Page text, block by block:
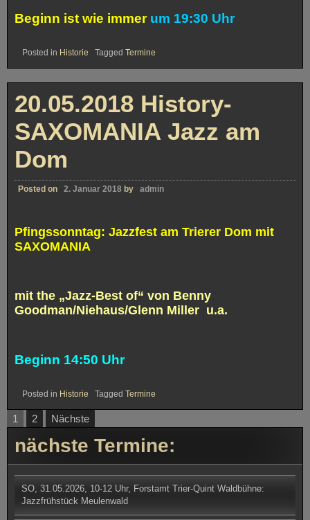
Beginn ist wie immer um 19:30 Uhr
Posted in Historie Tagged Termine
20.05.2018 History-
SAXOMANIA Jazz am
Dom
Posted on 2. Januar 2018 by admin
Pfingssonntag: Jazzfest am Trierer Dom mit
SAXOMANIA
mit the „Jazz-Best of“ von Benny
Goodman/Niehaus/Glenn Miller u.a.
Beginn 14:50 Uhr
Posted in Historie Tagged Termine
Seitennummerierung
der
Beiträge
1 2 Nächste
nächste Termine:
SO, 31.05.2026, 10-12 Uhr, Forstamt Trier-Quint Waldbühne:
Jazzfrühstück Meulenwald